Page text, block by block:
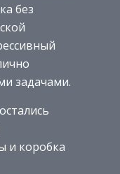
без
задачами.
и коробка